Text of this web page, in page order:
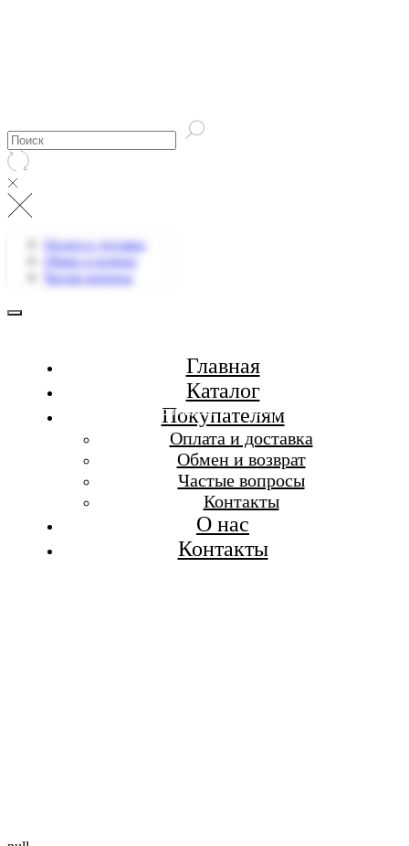
Бесплатная доставка при заказе от 7 000 р.
Оплата и доставка
Обмен и возврат
Частые вопросы
Главная
Каталог
Покупателям
Оплата и доставка
Обмен и возврат
Частые вопросы
Контакты
О нас
Контакты